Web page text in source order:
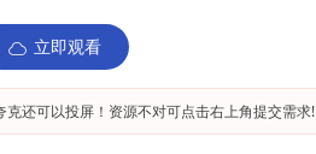
立即观看
还可以投屏！资源不对可点击右上角提交需求!